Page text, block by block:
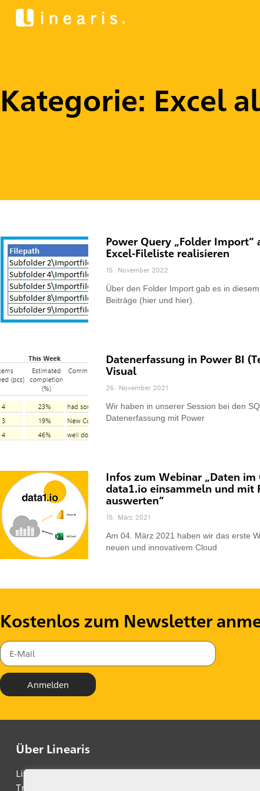
Kategorie: Excel
Power Query „Folder Import“
Excel-Fileliste realisieren
15. November 2022
Über den Folder Import gab es in
Beiträge (hier und hier).
Datenerfassung in Power BI
Visual
26. November 2021
Wir haben in unserer Session bei den
Datenerfassung mit Power
Infos zum Webinar „Daten
data1.io einsammeln und mit
auswerten“
15. März 2021
Am 04. März 2021 haben wir das erste
neuen und innovativem Cloud
Kostenlos zum Newsletter
Anmelden
Über Linearis
Linearis unterstützt CFOs und Fachbereichsleiter bei
Transformation ihres Unternehmens, indem Business